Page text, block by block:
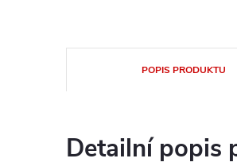
POPIS PRODUKTU
Detailní popis